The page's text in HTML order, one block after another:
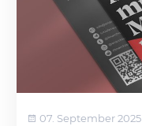
07. September 2025